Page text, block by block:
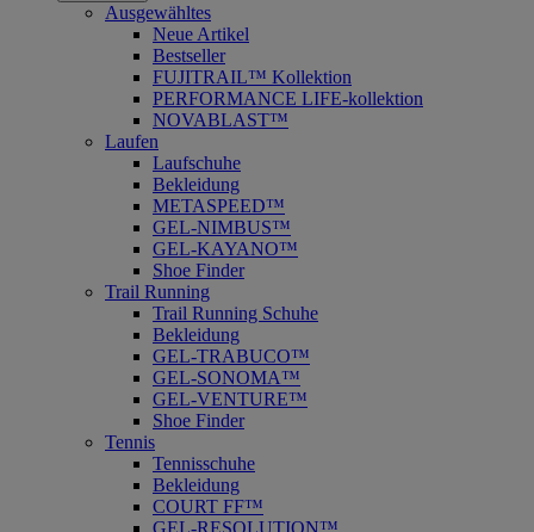
Ausgewähltes
Neue Artikel
Bestseller
FUJITRAIL™ Kollektion
PERFORMANCE LIFE-kollektion
NOVABLAST™
Laufen
Laufschuhe
Bekleidung
METASPEED™
GEL-NIMBUS™
GEL-KAYANO™
Shoe Finder
Trail Running
Trail Running Schuhe
Bekleidung
GEL-TRABUCO™
GEL-SONOMA™
GEL-VENTURE™
Shoe Finder
Tennis
Tennisschuhe
Bekleidung
COURT FF™
GEL-RESOLUTION™